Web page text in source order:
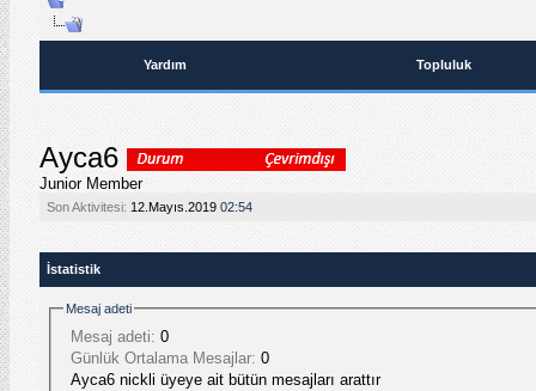
Yardım Topluluk
Ayca6
Junior Member
Son Aktivitesi: 12.Mayıs.2019 02:54
İstatistik
Mesaj adeti
Mesaj adeti: 0
Günlük Ortalama Mesajlar: 0
Ayca6 nickli üyeye ait bütün mesajları arattır